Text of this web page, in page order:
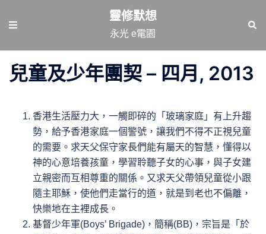
要
靈修默想
永光 e電園
兒童及少年團契 – 四月, 2013
香港生活壓力大，一觸即碎的「玻璃家庭」有上升趨
勢，給予香港家庭一個警號，讓我們不得不正視兒童
的需要。求天父保守家長們能有屬天的智慧，懂得以
神的心意培養孩童，學習聆聽子女的心事，與子女建
立親密而互相尊重的關係。又求天父帶領兒童從小跟
隨主耶穌，使他們走當行的道，就是到老也不偏離，
快樂地在主裡成長。
基督少年軍(Boys’ Brigade)，簡稱(BB)，宗旨是「於